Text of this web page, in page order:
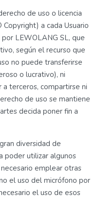
de uso o licencia
a cada Usuario
LEWOLANG SL, que
según el recurso que
no puede transferirse
o lucrativo), ni
a terceros, compartirse ni
de uso se mantiene
decida poner fin a
diversidad de
poder utilizar algunos
emplear otras
el uso del micrófono por
el uso de esos